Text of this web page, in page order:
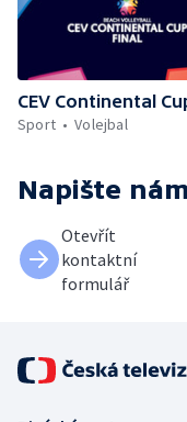
CEV Continental
Sport
Volejbal
Napište nám
Otevřít
kontaktní
formulář